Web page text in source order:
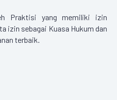
Praktisi yang memiliki izin
izin sebagai Kuasa Hukum dan
terbaik.